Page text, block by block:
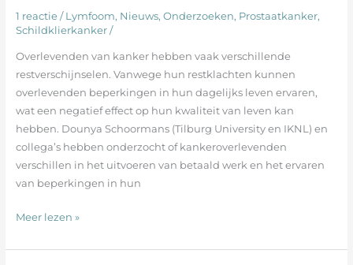
1 reactie / Lymfoom, Nieuws, Onderzoeken, Prostaatkanker,
Schildklierkanker/
Overlevenden van kanker hebben vaak verschillende
restverschijnselen. Vanwege hun restklachten kunnen
overlevenden beperkingen in hun dagelijks leven ervaren,
wat een negatief effect op hun kwaliteit van leven kan
hebben. Dounya Schoormans (Tilburg University en IKNL) en
collega’s hebben onderzocht of kankeroverlevenden
verschillen in het uitvoeren van betaald werk en het ervaren
van beperkingen in hun
bij
van
kanker
Meer lezen »